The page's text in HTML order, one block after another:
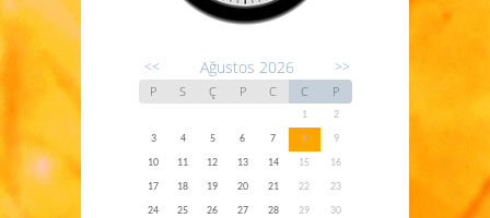
<< Ağustos 2026 >>
P S Ç P C C P
1
2
3
4 5 6 7 8
9
10
11 12 13 14 15
16
17
18 19 20 21 22
23
24
25 26 27 28 29
30